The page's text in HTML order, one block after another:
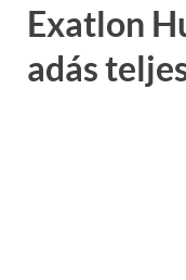
Exatlon
adás